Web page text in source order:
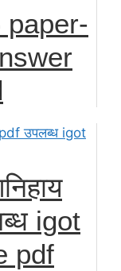
paper-
igot
pdf